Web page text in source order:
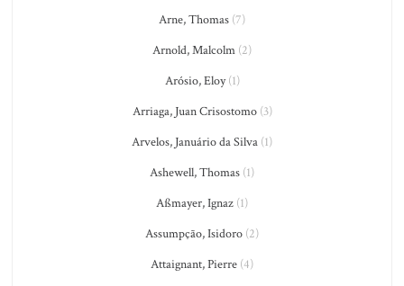
Arne, Thomas (7)
Arnold, Malcolm (2)
Arósio, Eloy(1)
Arriaga, Juan Crisostomo(3)
Arvelos, Januário da Silva (1)
Ashewell, Thomas (1)
Aßmayer, Ignaz (1)
Assumpção, Isidoro (2)
Attaignant, Pierre (4)